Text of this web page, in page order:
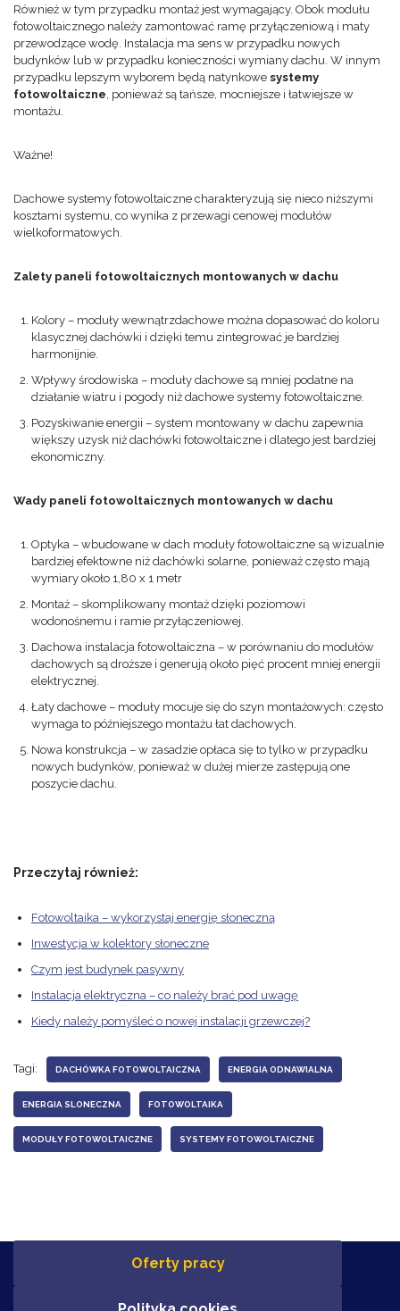
Również w tym przypadku montaż jest wymagający. Obok modułu
fotowoltaicznego należy zamontować ramę przyłączeniową i maty
przewodzące wodę. Instalacja ma sens w przypadku nowych
budynków lub w przypadku konieczności wymiany dachu. W innym
przypadku lepszym wyborem będą natynkowe systemy
fotowoltaiczne, ponieważ są tańsze, mocniejsze i łatwiejsze w
montażu.
Ważne!
Dachowe systemy fotowoltaiczne charakteryzują się nieco niższymi
kosztami systemu, co wynika z przewagi cenowej modułów
wielkoformatowych.
Zalety paneli fotowoltaicznych montowanych w dachu
Kolory – moduły wewnątrzdachowe można dopasować do koloru
klasycznej dachówki i dzięki temu zintegrować je bardziej
harmonijnie.
Wpływy środowiska – moduły dachowe są mniej podatne na
działanie wiatru i pogody niż dachowe systemy fotowoltaiczne.
Pozyskiwanie energii – system montowany w dachu zapewnia
większy uzysk niż dachówki fotowoltaiczne i dlatego jest bardziej
ekonomiczny.
Wady paneli fotowoltaicznych montowanych w dachu
Optyka – wbudowane w dach moduły fotowoltaiczne są wizualnie
bardziej efektowne niż dachówki solarne, ponieważ często mają
wymiary około 1,80 x 1 metr
Montaż – skomplikowany montaż dzięki poziomowi
wodonośnemu i ramie przyłączeniowej.
Dachowa instalacja fotowoltaiczna – w porównaniu do modułów
dachowych są droższe i generują około pięć procent mniej energii
elektrycznej.
Łaty dachowe – moduły mocuje się do szyn montażowych: często
wymaga to późniejszego montażu łat dachowych.
Nowa konstrukcja – w zasadzie opłaca się to tylko w przypadku
nowych budynków, ponieważ w dużej mierze zastępują one
poszycie dachu.
Przeczytaj również:
Fotowoltaika – wykorzystaj energię słoneczną
Inwestycja w kolektory słoneczne
Czym jest budynek pasywny
Instalacja elektryczna – co należy brać pod uwagę
Kiedy należy pomyśleć o nowej instalacji grzewczej?
Tagi: DACHÓWKA FOTOWOLTAICZNA ENERGIA ODNAWIALNA
ENERGIA SLONECZNA FOTOWOLTAIKA
MODUŁY FOTOWOLTAICZNE SYSTEMY FOTOWOLTAICZNE
Oferty pracy